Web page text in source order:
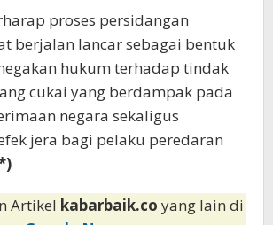
proses persidangan
berjalan lancar sebagai bentuk
hukum terhadap tindak
cukai yang berdampak pada
negara sekaligus
jera bagi pelaku peredaran
Artikel kabarbaik.co yang lain di